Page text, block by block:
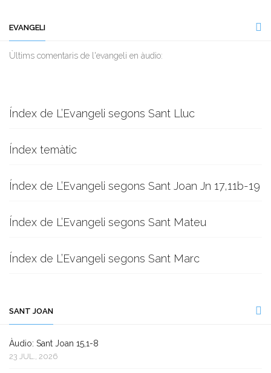
EVANGELI
Ùltims comentaris de l'evangeli en àudio:
Índex de L’Evangeli segons Sant Lluc
Índex temàtic
Índex de L’Evangeli segons Sant Joan Jn 17,11b-19
Índex de L’Evangeli segons Sant Mateu
Índex de L’Evangeli segons Sant Marc
SANT JOAN
Àudio: Sant Joan 15,1-8
23 JUL., 2026